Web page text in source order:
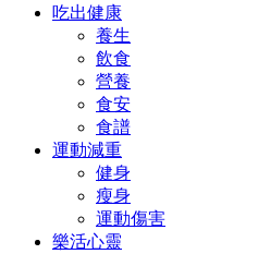
吃出健康
養生
飲食
營養
食安
食譜
運動減重
健身
瘦身
運動傷害
樂活心靈